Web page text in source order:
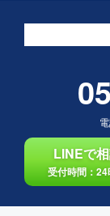
LINEで
受付時間：